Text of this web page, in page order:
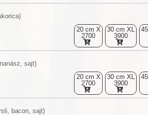
20 cm X
2700
30 cm XL
3900
sajt)
20 cm X
2700
30 cm XL
3900
bacon, sajt)